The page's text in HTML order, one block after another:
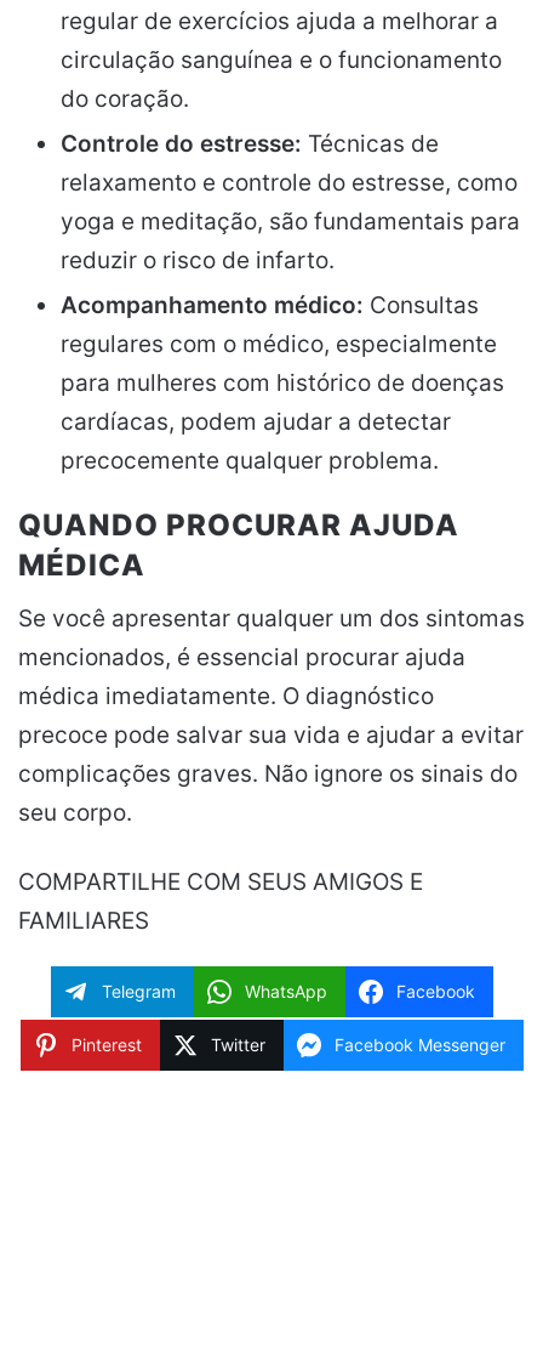
regular de exercícios ajuda a melhorar a
circulação sanguínea e o funcionamento
do coração.
Controle do estresse: Técnicas de
relaxamento e controle do estresse, como
yoga e meditação, são fundamentais para
reduzir o risco de infarto.
Acompanhamento médico: Consultas
regulares com o médico, especialmente
para mulheres com histórico de doenças
cardíacas, podem ajudar a detectar
precocemente qualquer problema.
QUANDO PROCURAR AJUDA
MÉDICA
Se você apresentar qualquer um dos sintomas
mencionados, é essencial procurar ajuda
médica imediatamente. O diagnóstico
precoce pode salvar sua vida e ajudar a evitar
complicações graves. Não ignore os sinais do
seu corpo.
COMPARTILHE COM SEUS AMIGOS E
FAMILIARES
Telegram WhatsApp Facebook
Pinterest Twitter Facebook Messenger